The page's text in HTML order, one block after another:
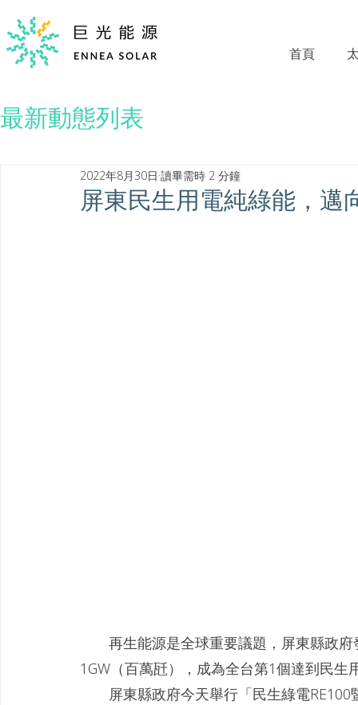
首頁
最新動態列表
屏東民生用電純綠能，邁
2022年8月30日 讀畢需時 2 分鐘
再生能源是全球重要議題，屏東縣政府
1GW（百萬瓩），成為全台第1個達到民生
屏東縣政府今天舉行「民生綠電RE100